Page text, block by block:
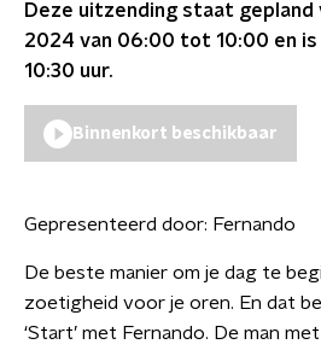
Deze uitzending staat gepland
2024 van 06:00 tot 10:00 en
10:30 uur.
Binnenkort beschikbaar
Gepresenteerd door: Fernando
De beste manier om je dag te
zoetigheid voor je oren. En dat
‘Start’ met Fernando. De man